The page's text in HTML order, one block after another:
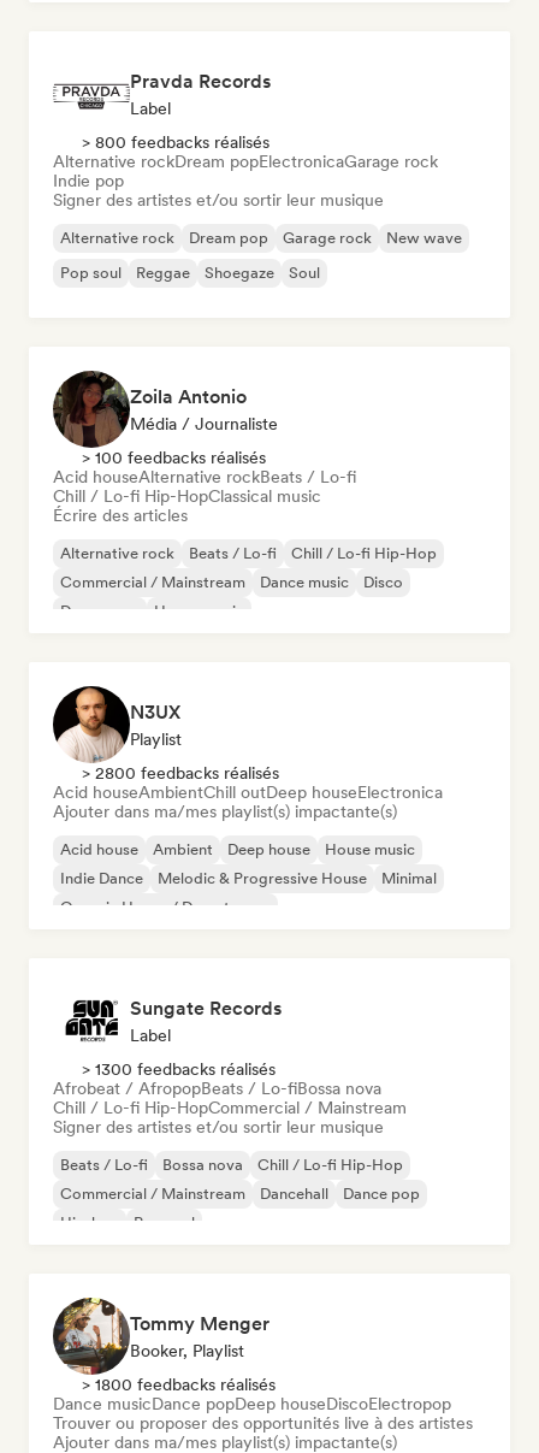
Pravda Records
Label
> 800 feedbacks réalisés
Alternative rockDream popElectronicaGarage rock
Indie pop
Signer des artistes et/ou sortir leur musique
Alternative rock Dream pop Garage rock
New wave
Pop soul
Reggae Shoegaze Soul
Zoila Antonio
Média / Journaliste
> 100 feedbacks réalisés
Acid houseAlternative rockBeats / Lo-fi
Chill / Lo-fi Hip-HopClassical music
Écrire des articles
Alternative rock Beats / Lo-fi
Chill / Lo-fi Hip-Hop
Commercial / Mainstream
Dance music
Disco
Dream pop
House music
N3UX
Playlist
> 2800 feedbacks réalisés
Acid houseAmbientChill outDeep houseElectronica
Ajouter dans ma/mes playlist(s) impactante(s)
Acid house Ambient Deep house
House music
Indie Dance
Melodic & Progressive House
Minimal
Organic House / Downtempo
Sungate Records
Label
> 1300 feedbacks réalisés
Afrobeat / AfropopBeats / Lo-fiBossa nova
Chill / Lo-fi Hip-HopCommercial / Mainstream
Signer des artistes et/ou sortir leur musique
Beats / Lo-fi Bossa nova
Chill / Lo-fi Hip-Hop
Commercial / Mainstream
Dancehall
Dance pop
Hip-hop
Pop soul
Tommy Menger
Booker, Playlist
> 1800 feedbacks réalisés
Dance musicDance popDeep houseDiscoElectropop
Trouver ou proposer des opportunités live à des artistes
Ajouter dans ma/mes playlist(s) impactante(s)